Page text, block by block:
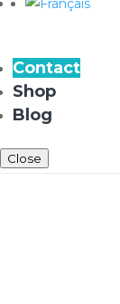
Contact
Shop
Blog
Close